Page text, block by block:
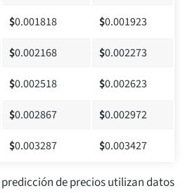
$0.001818 $0.001923
$0.002168 $0.002273
$0.002518 $0.002623
$0.002867 $0.002972
$0.003287 $0.003427
de precios utilizan datos